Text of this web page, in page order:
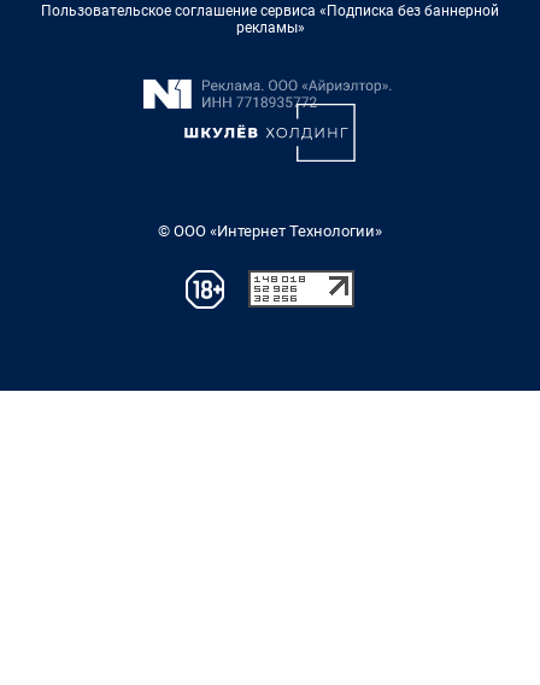
Пользовательское соглашение сервиса «Подписка без баннерной
рекламы»
© ООО «Интернет Технологии»